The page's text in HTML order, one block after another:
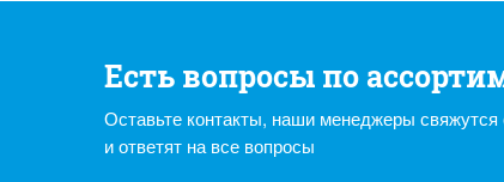
Есть вопросы по
Оставьте контакты, наши менеджеры свяжутся
и ответят на все вопросы